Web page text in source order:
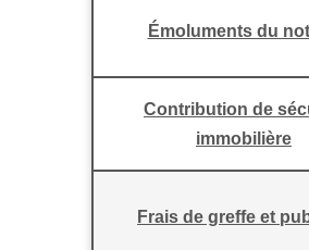
Émoluments du
Contribution de
immobilière
Frais de greffe et